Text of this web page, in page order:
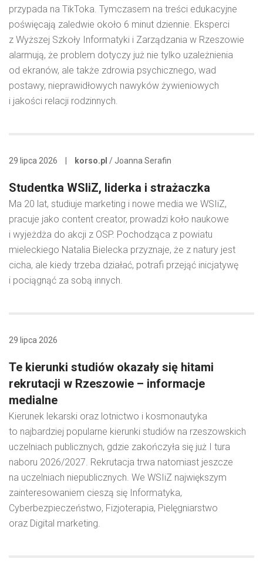
przypada na TikToka. Tymczasem na treści edukacyjne
poświęcają zaledwie około 6 minut dziennie. Eksperci
z Wyższej Szkoły Informatyki i Zarządzania w Rzeszowie
alarmują, że problem dotyczy już nie tylko uzależnienia
od ekranów, ale także zdrowia psychicznego, wad
postawy, nieprawidłowych nawyków żywieniowych
i jakości relacji rodzinnych.
29 lipca 2026 korso.pl / Joanna Serafin
Studentka WSIiZ, liderka i strażaczka
Ma 20 lat, studiuje marketing i nowe media we WSIiZ,
pracuje jako content creator, prowadzi koło naukowe
i wyjeżdża do akcji z OSP. Pochodząca z powiatu
mieleckiego Natalia Bielecka przyznaje, że z natury jest
cicha, ale kiedy trzeba działać, potrafi przejąć inicjatywę
i pociągnąć za sobą innych.
29 lipca 2026
Te kierunki studiów okazały się hitami
rekrutacji w Rzeszowie – informacje
medialne
Kierunek lekarski oraz lotnictwo i kosmonautyka
to najbardziej popularne kierunki studiów na rzeszowskich
uczelniach publicznych, gdzie zakończyła się już I tura
naboru 2026/2027. Rekrutacja trwa natomiast jeszcze
na uczelniach niepublicznych. We WSIiZ największym
zainteresowaniem cieszą się Informatyka,
Cyberbezpieczeństwo, Fizjoterapia, Pielęgniarstwo
oraz Digital marketing.